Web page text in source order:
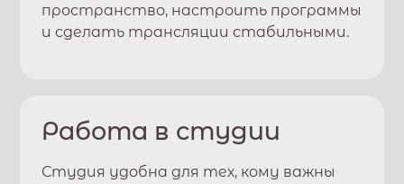
пространство, настроить программы
и сделать трансляции стабильными.
Работа в студии
Студия удобна для тех, кому важны